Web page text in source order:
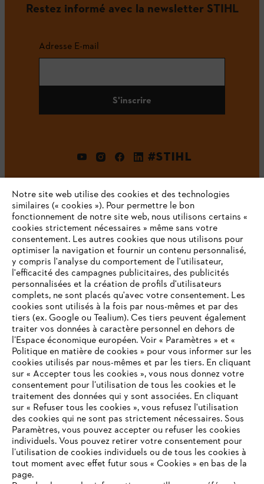
Restez informé avec la newsletter STIHL
Adresse E-mail
S'inscrire
#STIHL
L'Entreprise
STIHL FAQ
Contact
Politique de protection des données
Mentions légales Utilisation des cookies
Informations juridiques
VOTRE NAVIGATEUR INTERNET
N'EST PLUS PRIS EN CHARGE
Vous utilisez un navigateur Internet que nous ne prenons plus
en charge, et certaines fonctionnalités de notre site ne
peuvent fonctionner correctement. Pour une utilisation
Notre site web utilise des cookies et des technologies
similaires (« cookies »). Pour permettre le bon
fonctionnement de notre site web, nous utilisons certains «
cookies strictement nécessaires » même sans votre
consentement. Les autres cookies que nous utilisons pour
optimiser la navigation et fournir un contenu personnalisé,
y compris l'analyse du comportement de l'utilisateur,
l'efficacité des campagnes publicitaires, des publicités
personnalisées et la création de profils d'utilisateurs
complets, ne sont placés qu'avec votre consentement. Les
cookies sont utilisés à la fois par nous-mêmes et par des
tiers (ex. Google ou Tealium). Ces tiers peuvent également
traiter vos données à caractère personnel en dehors de
l’Espace économique européen. Voir « Paramètres » et «
Politique en matière de cookies » pour vous informer sur les
cookies utilisés par nous-mêmes et par les tiers. En cliquant
sur « Accepter tous les cookies », vous nous donnez votre
consentement pour l’utilisation de tous les cookies et le
traitement des données qui y sont associées. En cliquant
sur « Refuser tous les cookies », vous refusez l'utilisation
des cookies qui ne sont pas strictement nécessaires. Sous
Paramètres, vous pouvez accepter ou refuser les cookies
individuels. Vous pouvez retirer votre consentement pour
l’utilisation de cookies individuels ou de tous les cookies à
tout moment avec effet futur sous « Cookies » en bas de la
page.